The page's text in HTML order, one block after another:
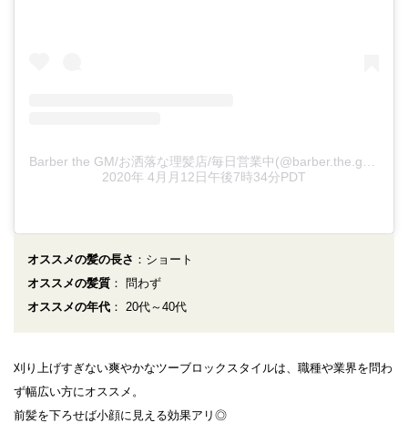
2020年 4月月12日午後7時34分PDT
オススメの髪の長さ ：ショート
オススメの髪質 ： 問わず
オススメの年代 ： 20代～40代
刈り上げすぎない爽やかなツーブロックスタイルは、職種や業界を問わ
ず幅広い方にオススメ。
前髪を下ろせば小顔に見える効果アリ◎